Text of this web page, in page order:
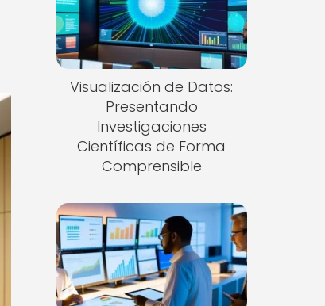
Visualización de Datos:
Presentando
Investigaciones
Científicas de Forma
Comprensible